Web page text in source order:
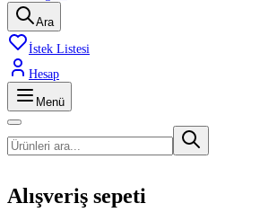
Ara
İstek Listesi
Hesap
Menü
Alışveriş sepeti